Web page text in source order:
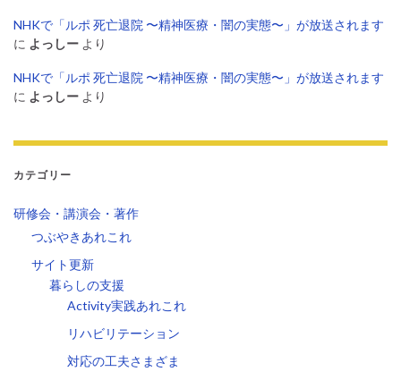
NHKで「ルポ 死亡退院 〜精神医療・闇の実態〜」が放送されます
に よっしー より
NHKで「ルポ 死亡退院 〜精神医療・闇の実態〜」が放送されます
に よっしー より
カテゴリー
研修会・講演会・著作
つぶやきあれこれ
サイト更新
暮らしの支援
Activity実践あれこれ
リハビリテーション
対応の工夫さまざま